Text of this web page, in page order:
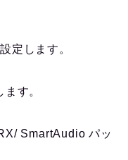
定します。
す。
SmartAudio パッ